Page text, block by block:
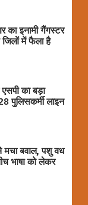
का इनामी गैंगस्टर
में फैला है
का बड़ा
पुलिसकर्मी लाइन
मचा बवाल, पशु वध
भाषा को लेकर